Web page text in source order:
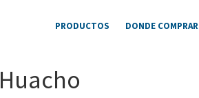
PRODUCTOS DONDE COMPRAR
Huacho